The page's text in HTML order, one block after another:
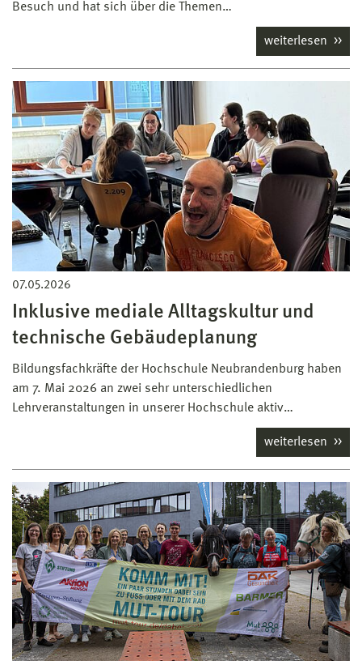
Besuch und hat sich über die Themen…
weiterlesen
07.05.2026
Inklusive mediale Alltagskultur und
technische Gebäudeplanung
Bildungsfachkräfte der Hochschule Neubrandenburg haben
am 7. Mai 2026 an zwei sehr unterschiedlichen
Lehrveranstaltungen in unserer Hochschule aktiv…
weiterlesen